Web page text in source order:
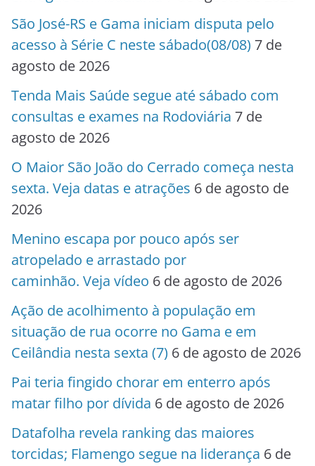
São José-RS e Gama iniciam disputa pelo
acesso à Série C neste sábado(08/08) 7 de
agosto de 2026
Tenda Mais Saúde segue até sábado com
consultas e exames na Rodoviária 7 de
agosto de 2026
O Maior São João do Cerrado começa nesta
sexta. Veja datas e atrações 6 de agosto de
2026
Menino escapa por pouco após ser
atropelado e arrastado por
caminhão. Veja vídeo 6 de agosto de 2026
Ação de acolhimento à população em
situação de rua ocorre no Gama e em
Ceilândia nesta sexta (7) 6 de agosto de 2026
Pai teria fingido chorar em enterro após
matar filho por dívida 6 de agosto de 2026
Datafolha revela ranking das maiores
torcidas; Flamengo segue na liderança 6 de